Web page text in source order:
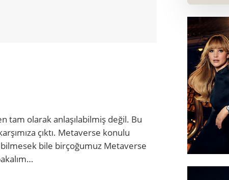
tam olarak anlaşılabilmiş değil. Bu
çıktı. Metaverse konulu
bilmesek bile birçoğumuz Metaverse